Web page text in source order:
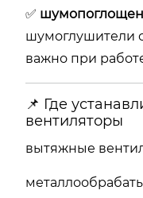
✅
шумоглушители
важно при
📌 Где
вентиляторы
вытяжные